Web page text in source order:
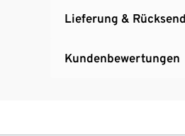
Lieferung &
Kundenbewertungen